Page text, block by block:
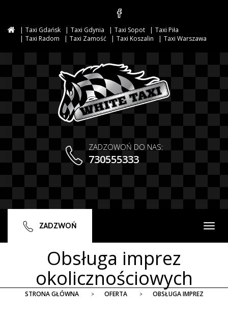
Taxi Gdańsk Taxi Gdynia Taxi Sopot
Taxi Piła
Taxi Radom
Taxi Zamość Taxi Koszalin Taxi Warszawa
ZADZOWOŃ DO NAS:
730555333
ZADZWOŃ
Obsługa imprez
okolicznościowych
STRONA GŁÓWNA OFERTA OBSŁUGA IMPREZ